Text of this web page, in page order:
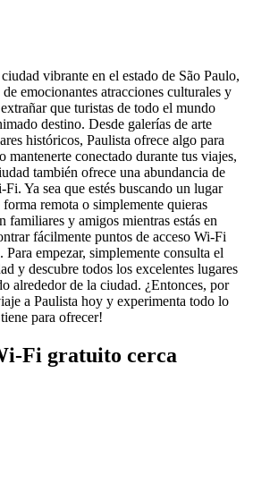
vibrante en el estado de São Paulo,
emocionantes atracciones culturales y
que turistas de todo el mundo
destino. Desde galerías de arte
históricos, Paulista ofrece algo para
mantenerte conectado durante tus viajes,
también ofrece una abundancia de
Ya sea que estés buscando un lugar
remota o simplemente quieras
familiares y amigos mientras estás en
fácilmente puntos de acceso Wi-Fi
Para empezar, simplemente consulta el
y descubre todos los excelentes lugares
alrededor de la ciudad. ¿Entonces, por
a Paulista hoy y experimenta todo lo
para ofrecer!
Fi gratuito cerca